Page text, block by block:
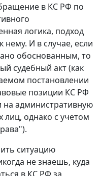
в КС РФ по
логика, подход
И в случае, если
обоснованным, то
судебный акт (как
постановлении
позиции КС РФ
на административную
лиц, однако с учетом
ситуацию
не знаешь, куда